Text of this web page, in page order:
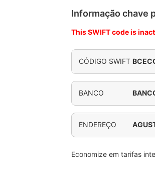
Informação chave
This SWIFT code is
CÓDIGO SWIFT
BANCO
ENDEREÇO
Economize em tarifas